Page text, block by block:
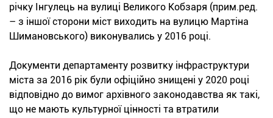
річку Інгулець на вулиці Великого Кобзаря (прим.ред.
– з іншої сторони міст виходить на вулицю Мартіна
Шимановського) виконувались у 2016 році.
Документи департаменту розвитку інфраструктури
міста за 2016 рік були офіційно знищені у 2020 році
відповідно до вимог архівного законодавства як такі,
що не мають культурної цінності та втратили